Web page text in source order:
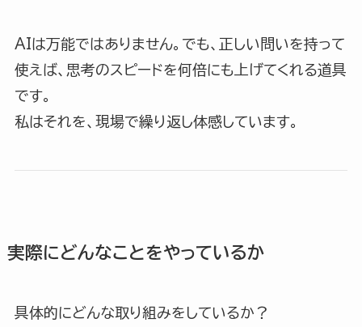
AIは万能ではありません。でも、正しい問いを持って
使えば、思考のスピードを何倍にも上げてくれる道具
です。
私はそれを、現場で繰り返し体感しています。
実際にどんなことをやっているか
具体的にどんな取り組みをしているか？